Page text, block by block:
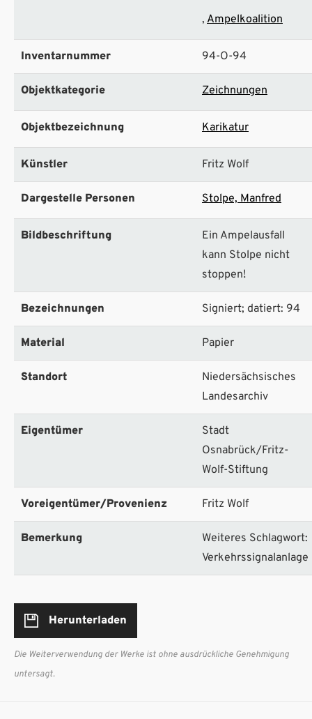
Ampelkoalition
Inventarnummer 94-O-94
Objektkategorie Zeichnungen
Objektbezeichnung Karikatur
Künstler Fritz Wolf
Dargestelle Personen Stolpe, Manfred
Bildbeschriftung
Ein Ampelausfall
kann Stolpe nicht
stoppen!
Bezeichnungen Signiert; datiert: 94
Material Papier
Standort
Niedersächsisches
Landesarchiv
Eigentümer
Stadt
Osnabrück/Fritz-
Wolf-Stiftung
Voreigentümer/Provenienz Fritz Wolf
Bemerkung
Weiteres Schlagwort:
Verkehrssignalanlage
Herunterladen
Die Weiterverwendung der Werke ist ohne ausdrückliche Genehmigung
untersagt.